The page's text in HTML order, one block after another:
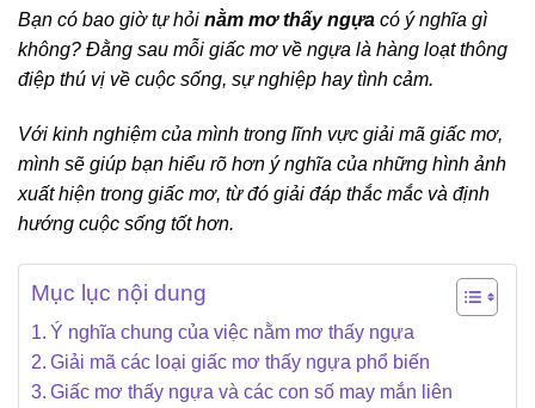
Bạn có bao giờ tự hỏi nằm mơ thấy ngựa có ý nghĩa gì
không? Đằng sau mỗi giấc mơ về ngựa là hàng loạt thông
điệp thú vị về cuộc sống, sự nghiệp hay tình cảm.
Với kinh nghiệm của mình trong lĩnh vực giải mã giấc mơ,
mình sẽ giúp bạn hiểu rõ hơn ý nghĩa của những hình ảnh
xuất hiện trong giấc mơ, từ đó giải đáp thắc mắc và định
hướng cuộc sống tốt hơn.
Mục lục nội dung
Ý nghĩa chung của việc nằm mơ thấy ngựa
Giải mã các loại giấc mơ thấy ngựa phổ biến
Giấc mơ thấy ngựa và các con số may mắn liên